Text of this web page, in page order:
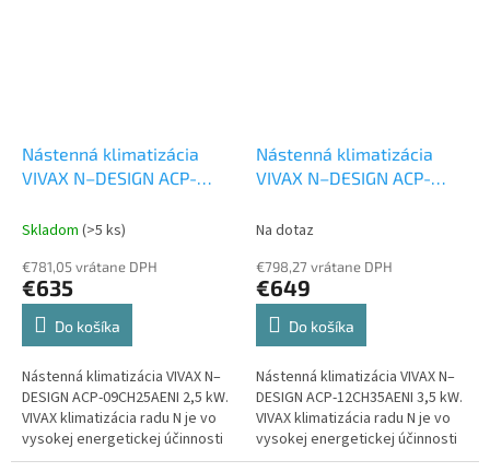
Nástenná klimatizácia
VIVAX N–DESIGN ACP-
vonkajšia a vnútorná
Skladom (>5 ks)
€781,05 vrátane DPH
€635
Do košíka
Nástenná klimatizácia VIVAX N–
DESIGN ACP-09CH25AENI 2,5 kW.
VIVAX klimatizácia radu N je vo
vysokej energetickej účinnosti
pri chladení A++ a vykurovaní A+.
Nástenná klimatizácia
VIVAX N–DESIGN ACP-
vonkajšia a vnútorná
Na dotaz
€798,27 vrátane DPH
€649
Do košíka
Nástenná klimatizácia VIVAX N–
DESIGN ACP-12CH35AENI 3,5 kW.
VIVAX klimatizácia radu N je vo
vysokej energetickej účinnosti
pri chladení A++ a vykurovaní A+.